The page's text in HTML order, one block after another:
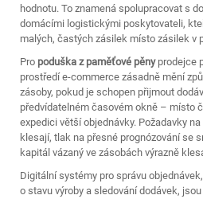
hodnotu. To znamená spolupracovat s
domácími logistickými poskytovateli,
malých, častých zásilek místo zásilek v
Pro poduška z paměťové pěny prodejce
prostředí e-commerce zásadně mění
zásoby, pokud je schopen přijmout
předvídatelném časovém okně – místo
expedici větší objednávky. Požadavky
klesají, tlak na přesné prognózování se
kapitál vázaný ve zásobách výrazně
Digitální systémy pro správu
o stavu výroby a sledování dodávek,